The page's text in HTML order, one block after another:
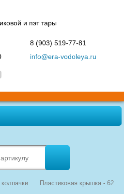
и пэт тары
8 (903) 519-77-81
info@era-vodoleya.ru
Пластиковая крышка - 62